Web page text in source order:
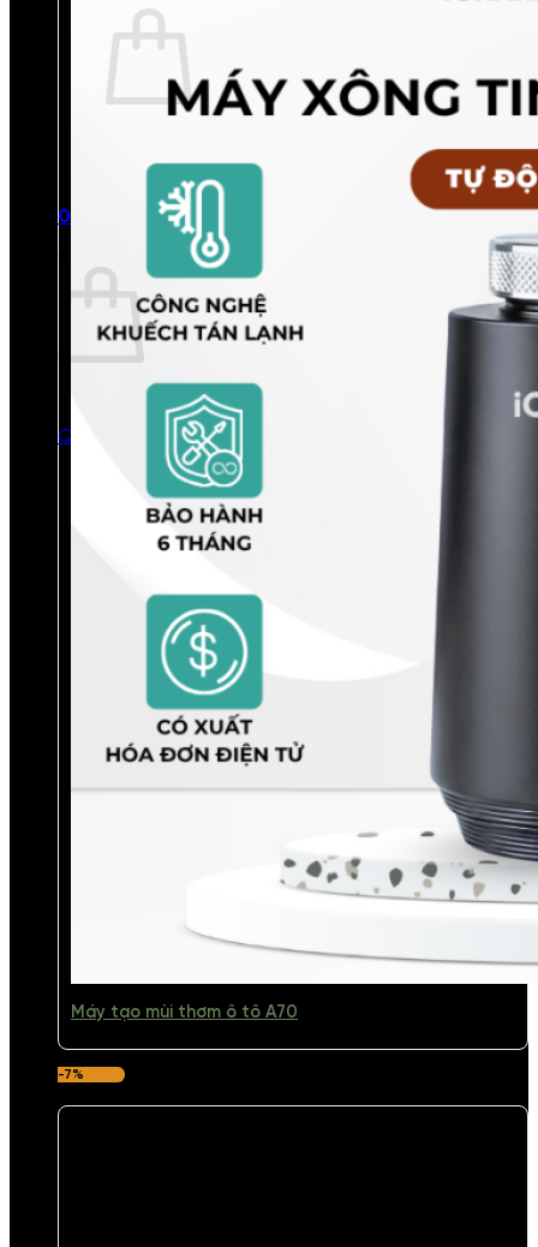
Quay trở lại cửa hàng
0
Giỏ hàng
Chưa có sản phẩm trong giỏ hàng.
Quay trở lại cửa hàng
Máy tạo mùi thơm ô tô A70
-7%